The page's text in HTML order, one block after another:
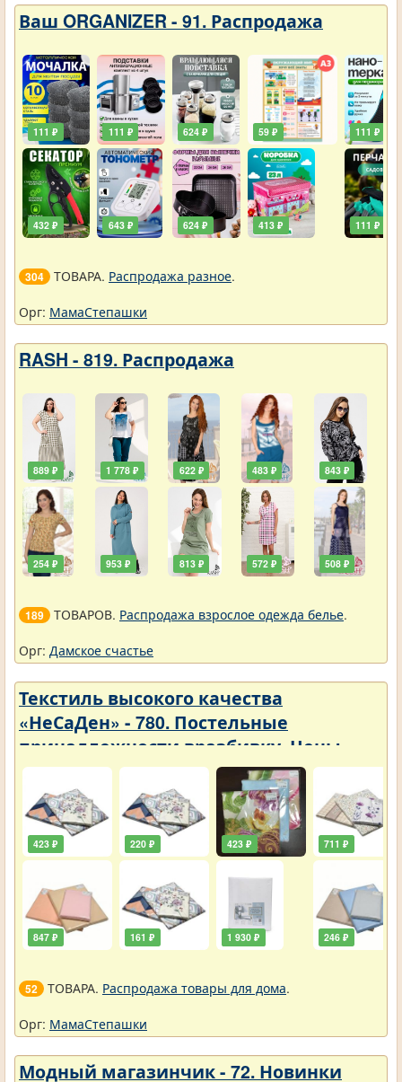
Ваш ORGANIZER - 91. Распродажа
111 ₽
432 ₽
111 ₽
643 ₽
624 ₽
624 ₽
59 ₽
413 ₽
111 ₽
111 ₽
304 ТОВАРА. Распродажа разное.
Орг: МамаСтепашки
RASH - 819. Распродажа
889 ₽
254 ₽
1 778 ₽
953 ₽
622 ₽
813 ₽
483 ₽
572 ₽
843 ₽
508 ₽
189 ТОВАРОВ. Распродажа взрослое одежда белье.
Орг: Дамское счастье
Текстиль высокого качества
«НеСаДен» - 780. Постельные
принадлежности вразбивку. Цены
упали
423 ₽
847 ₽
220 ₽
161 ₽
423 ₽
1 930 ₽
711 ₽
246 ₽
52 ТОВАРА. Распродажа товары для дома.
Орг: МамаСтепашки
Модный магазинчик - 72. Новинки